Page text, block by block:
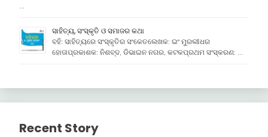
ସାହିତ୍ୟ, ସଂସ୍କୃତି ଓ ସମାଜର କଥା
ବହି: ସାହିତ୍ୟରେ ସଂସ୍କୃତିର ସଂକେତଲେଖକ: ଇଂ ମୁରଲୀଧର
ହୋତାପ୍ରକାଶକ: ନିଶବ୍ଦ, ଡିଭାଇନ ନଗର, କଟକପ୍ରଥମ ସଂସ୍କରଣ: …
Recent Story